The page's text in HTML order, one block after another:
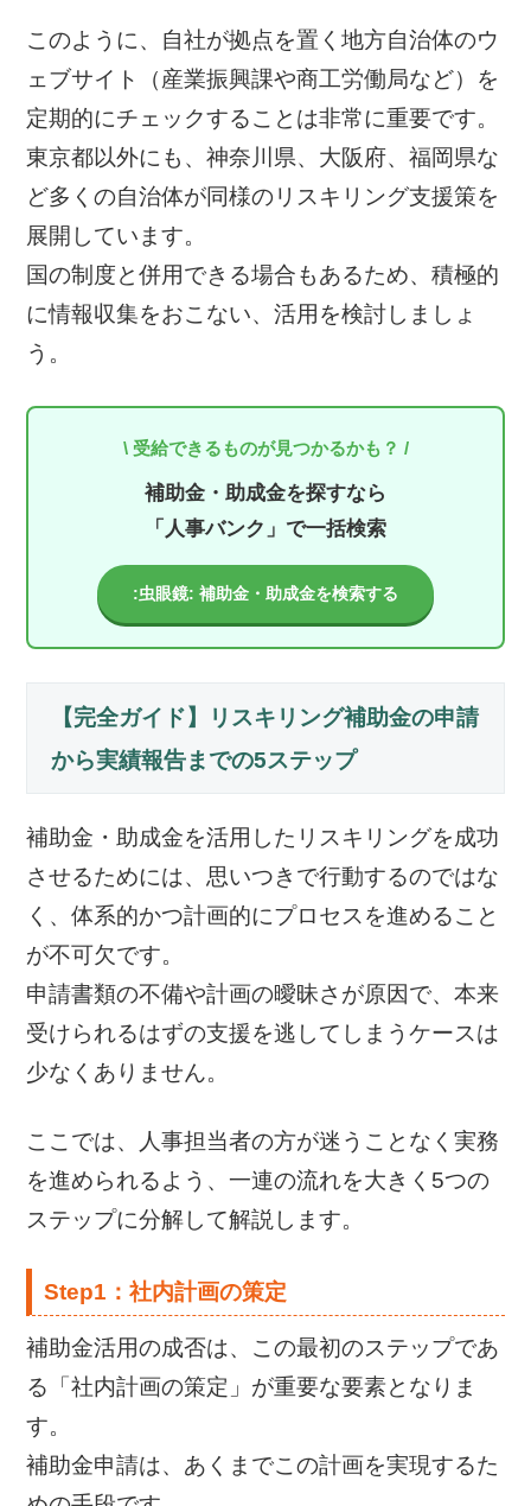
このように、自社が拠点を置く地方自治体のウ
ェブサイト（産業振興課や商工労働局など）を
定期的にチェックすることは非常に重要です。
東京都以外にも、神奈川県、大阪府、福岡県な
ど多くの自治体が同様のリスキリング支援策を
展開しています。
国の制度と併用できる場合もあるため、積極的
に情報収集をおこない、活用を検討しましょ
う。
\ 受給できるものが見つかるかも？ /
補助金・助成金を探すなら
「人事バンク」で一括検索
:虫眼鏡: 補助金・助成金を検索する
【完全ガイド】リスキリング補助金の申請
から実績報告までの5ステップ
補助金・助成金を活用したリスキリングを成功
させるためには、思いつきで行動するのではな
く、体系的かつ計画的にプロセスを進めること
が不可欠です。
申請書類の不備や計画の曖昧さが原因で、本来
受けられるはずの支援を逃してしまうケースは
少なくありません。
ここでは、人事担当者の方が迷うことなく実務
を進められるよう、一連の流れを大きく5つの
ステップに分解して解説します。
Step1：社内計画の策定
補助金活用の成否は、この最初のステップであ
る「社内計画の策定」が重要な要素となりま
す。
補助金申請は、あくまでこの計画を実現するた